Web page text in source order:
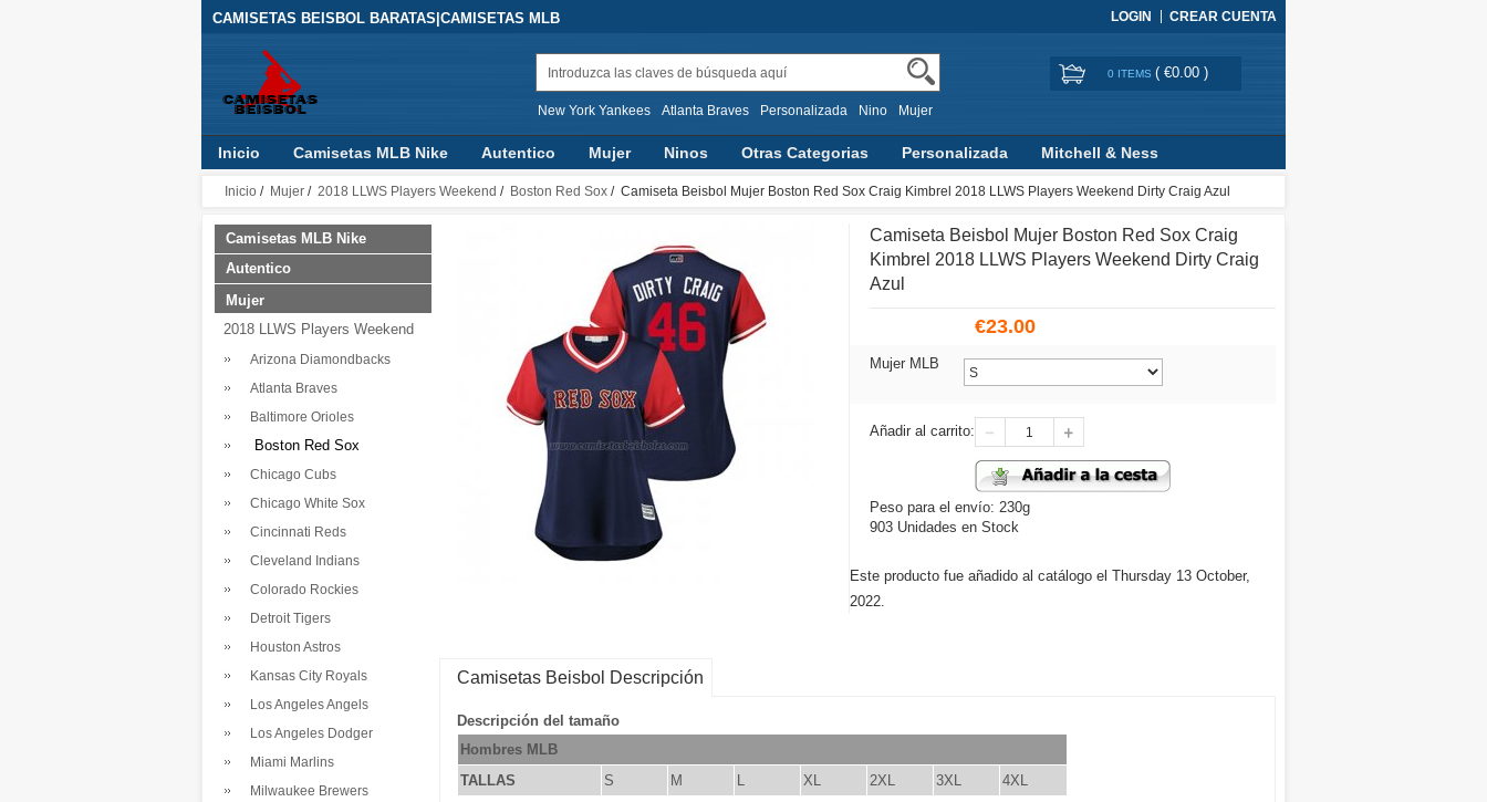
CAMISETAS BEISBOL BARATAS|CAMISETAS MLB LOGIN CREAR CUENTA
New York Yankees Atlanta Braves Personalizada Nino Mujer
0 ITEMS ( €0.00 )
Inicio Camisetas MLB Nike Autentico Mujer Ninos Otras Categorias Personalizada Mitchell & Ness
Inicio / Mujer / 2018 LLWS Players Weekend / Boston Red Sox / Camiseta Beisbol Mujer Boston Red Sox Craig Kimbrel 2018 LLWS Players Weekend Dirty Craig Azul
Camisetas MLB Nike
Autentico
Mujer
2018 LLWS Players Weekend
Arizona Diamondbacks
Atlanta Braves
Baltimore Orioles
Boston Red Sox
Chicago Cubs
Chicago White Sox
Cincinnati Reds
Cleveland Indians
Colorado Rockies
Detroit Tigers
Houston Astros
Kansas City Royals
Los Angeles Angels
Los Angeles Dodger
Miami Marlins
Milwaukee Brewers
Camiseta Beisbol Mujer Boston Red Sox Craig
Kimbrel 2018 LLWS Players Weekend Dirty Craig
Azul
€23.00
Mujer MLB
Añadir al carrito:
Peso para el envío: 230g
903 Unidades en Stock
Este producto fue añadido al catálogo el Thursday 13 October,
2022.
Camisetas Beisbol Descripción
Descripción del tamaño
Hombres MLB
TALLAS
S M L XL 2XL 3XL
4XL